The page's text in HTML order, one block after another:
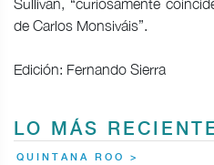
Sullivan, “curiosamente
de Carlos Monsiváis”.
Edición: Fernando Sierra
LO MÁS
QUINTANA ROO >